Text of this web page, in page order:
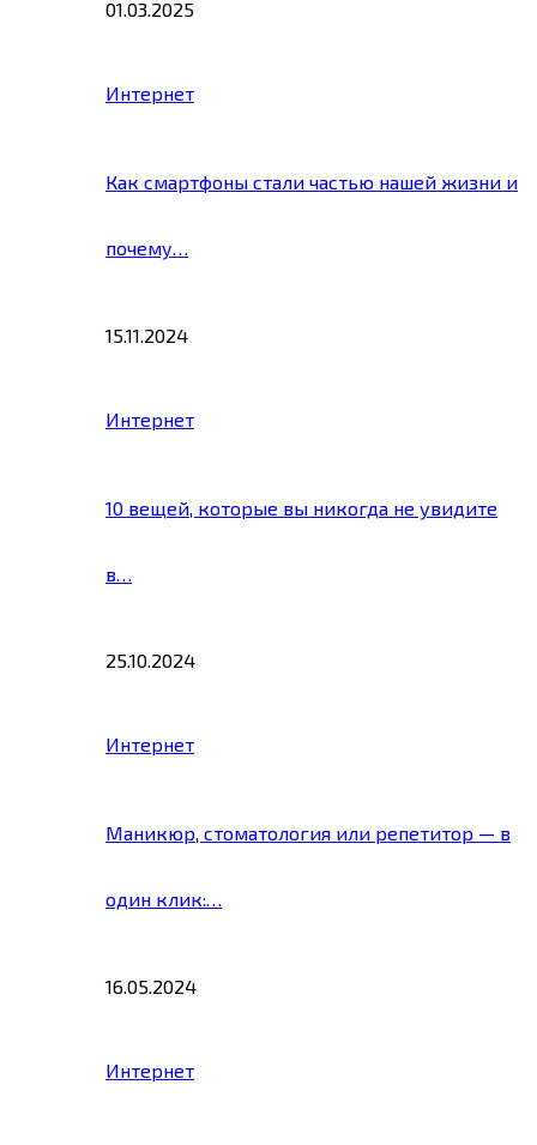
01.03.2025
Интернет
Как смартфоны стали частью нашей жизни и
почему…
15.11.2024
Интернет
10 вещей, которые вы никогда не увидите
в…
25.10.2024
Интернет
Маникюр, стоматология или репетитор — в
один клик:…
16.05.2024
Интернет